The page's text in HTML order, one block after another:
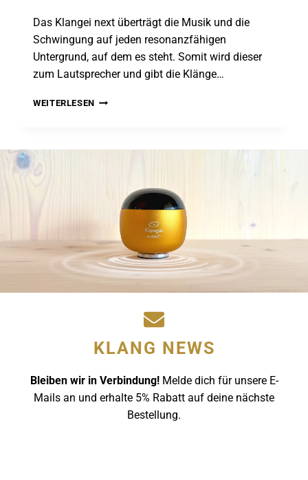
Das Klangei next überträgt die Musik und die
Schwingung auf jeden resonanzfähigen
Untergrund, auf dem es steht. Somit wird dieser
zum Lautsprecher und gibt die Klänge…
WEITERLESEN MUSIK
KLANG NEWS
Bleiben wir in Verbindung! Melde dich für unsere E-
Mails an und erhalte 5% Rabatt auf deine nächste
Bestellung.